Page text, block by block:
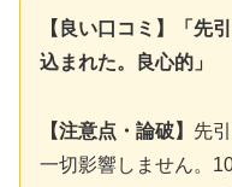
【良い口コミ】「先
込まれた。良心的」
【注意点・論破】 先
一切影響しません。